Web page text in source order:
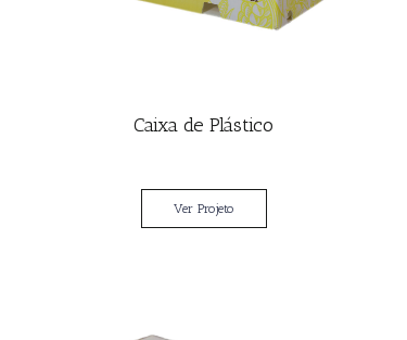
Caixa de Plástico
Ver Projeto